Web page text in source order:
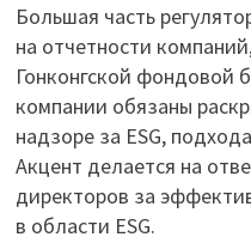
Большая часть
на отчетности
Гонконгской фондовой
компании обязаны
надзоре за ESG,
Акцент делается на
директоров за
в области ESG.